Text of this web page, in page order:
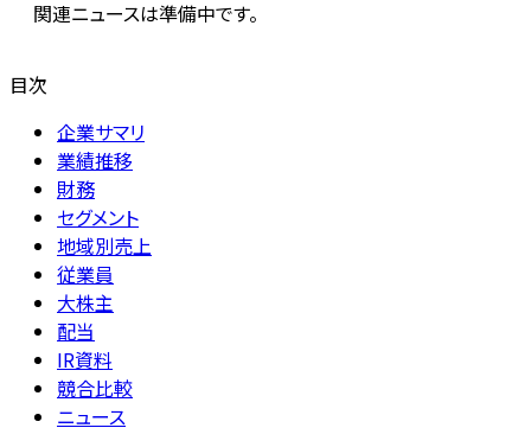
関連ニュースは準備中です。
目次
企業サマリ
業績推移
財務
セグメント
地域別売上
従業員
大株主
配当
IR資料
競合比較
ニュース